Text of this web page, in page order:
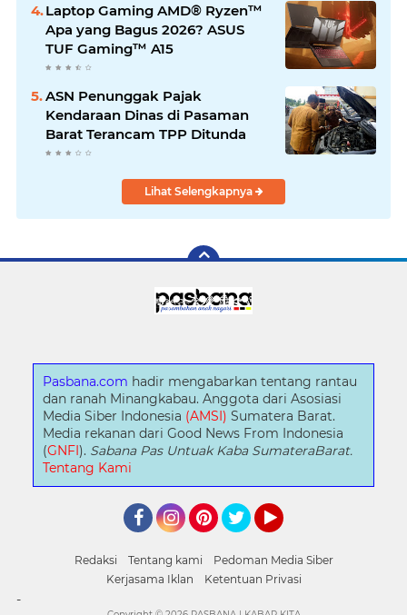
Laptop Gaming AMD® Ryzen™
Apa yang Bagus 2026? ASUS
TUF Gaming™ A15
ASN Penunggak Pajak
Kendaraan Dinas di Pasaman
Barat Terancam TPP Ditunda
Lihat Selengkapnya
Pasbana.com hadir mengabarkan tentang rantau
dan ranah Minangkabau. Anggota dari Asosiasi
Media Siber Indonesia (AMSI) Sumatera Barat.
Media rekanan dari Good News From Indonesia
(GNFI). Sabana Pas Untuak Kaba SumateraBarat.
Tentang Kami
Redaksi Tentang kami
Pedoman Media Siber
Kerjasama Iklan
Ketentuan Privasi
-